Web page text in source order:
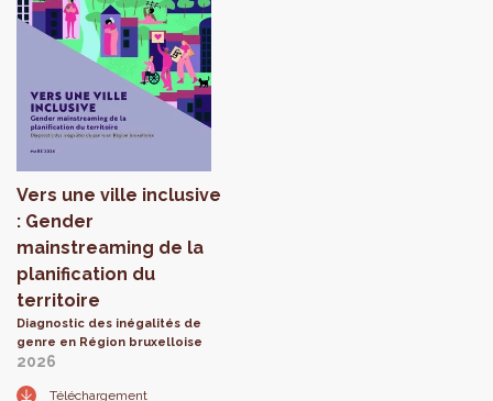
Vers une ville inclusive
: Gender
mainstreaming de la
planification du
territoire
Diagnostic des inégalités de
genre en Région bruxelloise
2026
Téléchargement